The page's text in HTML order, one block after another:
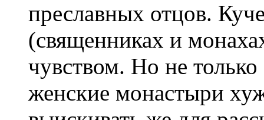
преславных отцов.
(священниках и
чувством. Но не
женские монастыри